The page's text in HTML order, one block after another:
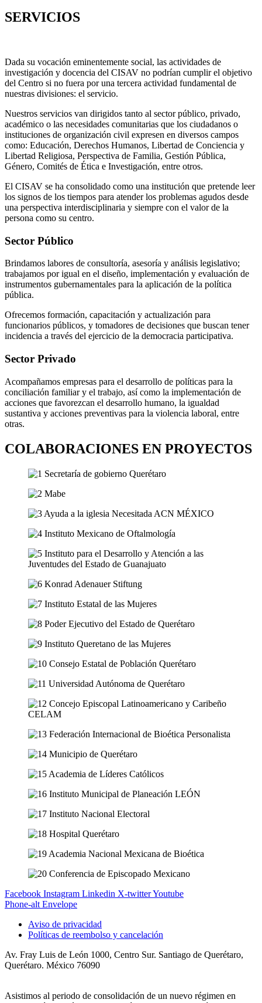
SERVICIOS
Dada su vocación eminentemente social, las actividades de
investigación y docencia del CISAV no podrían cumplir el objetivo
del Centro si no fuera por una tercera actividad fundamental de
nuestras divisiones: el servicio.
Nuestros servicios van dirigidos tanto al sector público, privado,
académico o las necesidades comunitarias que los ciudadanos o
instituciones de organización civil expresen en diversos campos
como: Educación, Derechos Humanos, Libertad de Conciencia y
Libertad Religiosa, Perspectiva de Familia, Gestión Pública,
Género, Comités de Ética e Investigación, entre otros.
El CISAV se ha consolidado como una institución que pretende leer
los signos de los tiempos para atender los problemas agudos desde
una perspectiva interdisciplinaria y siempre con el valor de la
persona como su centro.
Sector Público
Brindamos labores de consultoría, asesoría y análisis legislativo;
trabajamos por igual en el diseño, implementación y evaluación de
instrumentos gubernamentales para la aplicación de la política
pública.
Ofrecemos formación, capacitación y actualización para
funcionarios públicos, y tomadores de decisiones que buscan tener
incidencia a través del ejercicio de la democracia participativa.
Sector Privado
Acompañamos empresas para el desarrollo de políticas para la
conciliación familiar y el trabajo, así como la implementación de
acciones que favorezcan el desarrollo humano, la igualdad
sustantiva y acciones preventivas para la violencia laboral, entre
otras.
COLABORACIONES EN PROYECTOS
Facebook Instagram Linkedin X-twitterYoutube
Phone-alt Envelope
Aviso de privacidad
Políticas de reembolso y cancelación
Av. Fray Luis de León 1000, Centro Sur. Santiago de Querétaro,
Querétaro. México 76090
Asistimos al periodo de consolidación de un nuevo régimen en